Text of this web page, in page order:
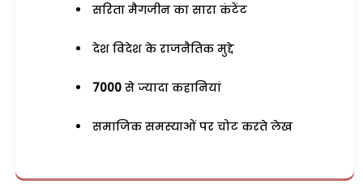
सरिता मैगजीन का सारा कंटेंट
देश विदेश के राजनैतिक मुद्दे
7000 से ज्यादा कहानियां
समाजिक समस्याओं पर चोट करते लेख